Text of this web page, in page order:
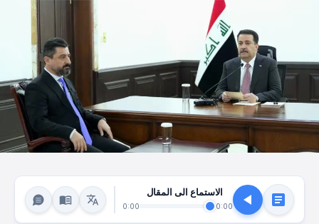
الاستماع الى المقال
0:00
0:00